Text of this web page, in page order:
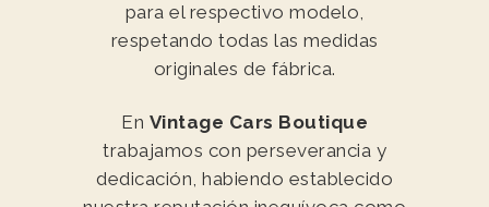
para el respectivo modelo,
respetando todas las medidas
originales de fábrica.
En Vintage Cars Boutique
trabajamos con perseverancia y
dedicación, habiendo establecido